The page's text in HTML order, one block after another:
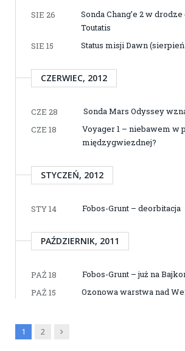
SIE 26
Sonda Chang’e 2 w
Toutatis
SIE 15
Status misji Dawn (sierpień
CZERWIEC, 2012
CZE 28
Sonda Mars Odyssey
CZE 18
Voyager 1 – niebawem w
międzygwiezdnej?
STYCZEŃ, 2012
STY 14 Fobos-Grunt – deorbitacja
PAŹDZIERNIK, 2011
PAŹ 18
Fobos-Grunt – już na
PAŹ 15
Ozonowa warstwa nad
1 2 Next